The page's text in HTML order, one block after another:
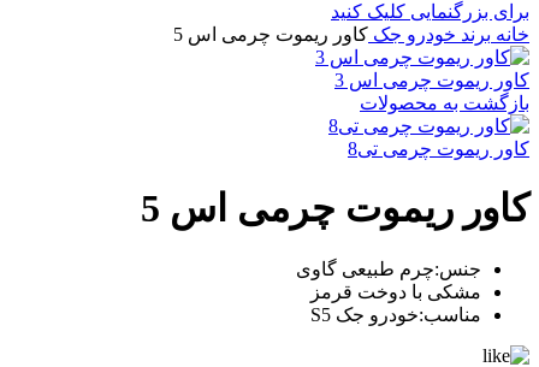
برای بزرگنمایی کلیک کنید
خانه برند خودرو جک کاور ریموت چرمی اس 5
کاور ریموت چرمی اس 3
بازگشت به محصولات
کاور ریموت چرمی تی8
کاور ریموت چرمی اس 5
جنس:چرم طبیعی گاوی
مشکی با دوخت قرمز
مناسب:خودرو جک S5